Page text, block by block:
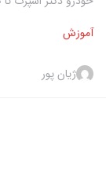
آموزش
ژیان پور